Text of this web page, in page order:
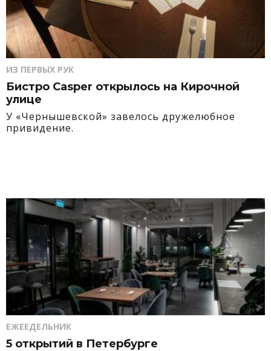
ИЗ ПЕРВЫХ РУК
Бистро Casper открылось на Кирочной
улице
У «Чернышевской» завелось дружелюбное
привидение.
ЕЖЕЕДЕЛЬНИК
5 открытий в Петербурге